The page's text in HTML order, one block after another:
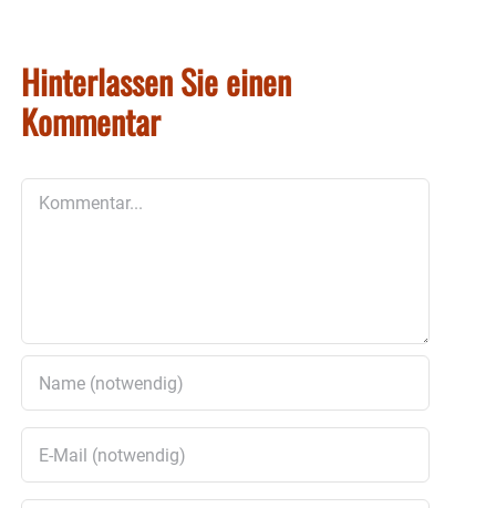
Hinterlassen Sie einen
Kommentar